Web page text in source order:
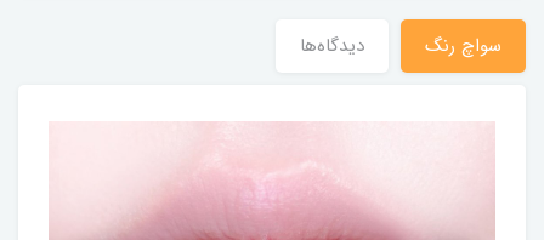
سواچ رنگ دیدگاه‌ها